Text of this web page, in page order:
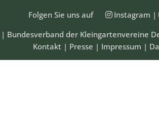
Folgen Sie uns auf Instagram |
Bundesverband der Kleingartenvereine
Kontakt | Presse | Impressum |